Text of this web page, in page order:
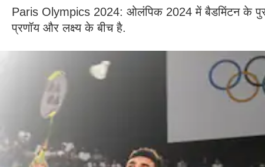
Paris Olympics 2024: ओलंपिक 2024 में बैडमिंटन के
प्रणॉय और लक्ष्य के बीच है.